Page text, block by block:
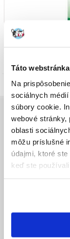
Táto
Na
sociálnych
súbory cookie.
webové stránky,
oblasti
môžu príslušné
údajmi, ktoré
keď ste používali
PRED
Aplikácia Fera
Cena dopravy
Doba realizácie
OBJEDNÁVKA